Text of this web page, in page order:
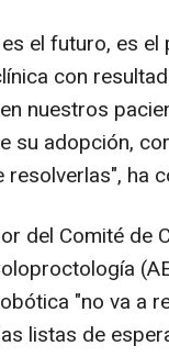
el futuro, es
con
nuestros
su adopción,
ha
del Comité de
"no va a
listas de